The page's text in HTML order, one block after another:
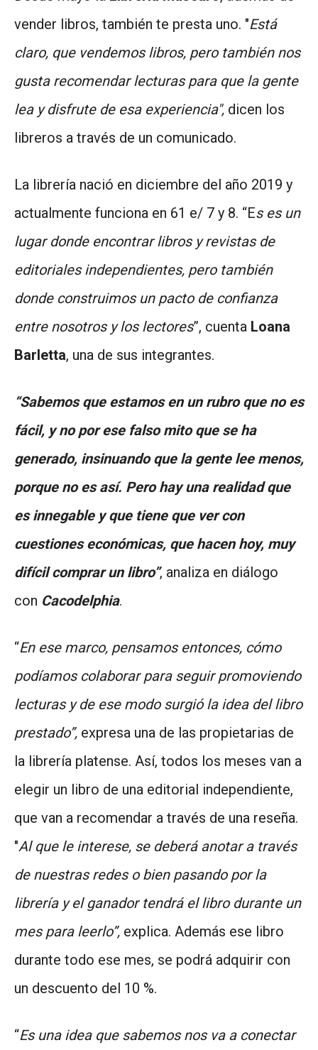
vender libros, también te presta uno. "Está
claro, que vendemos libros, pero también nos
gusta recomendar lecturas para que la gente
lea y disfrute de esa experiencia", dicen los
libreros a través de un comunicado.
La librería nació en diciembre del año 2019 y
actualmente funciona en 61 e/ 7 y 8. “Es es un
lugar donde encontrar libros y revistas de
editoriales independientes, pero también
donde construimos un pacto de confianza
entre nosotros y los lectores”, cuenta Loana
Barletta, una de sus integrantes.
“Sabemos que estamos en un rubro que no es
fácil, y no por ese falso mito que se ha
generado, insinuando que la gente lee menos,
porque no es así. Pero hay una realidad que
es innegable y que tiene que ver con
cuestiones económicas, que hacen hoy, muy
difícil comprar un libro”, analiza en diálogo
con Cacodelphia.
“En ese marco, pensamos entonces, cómo
podíamos colaborar para seguir promoviendo
lecturas y de ese modo surgió la idea del libro
prestado”, expresa una de las propietarias de
la librería platense. Así, todos los meses van a
elegir un libro de una editorial independiente,
que van a recomendar a través de una reseña.
"Al que le interese, se deberá anotar a través
de nuestras redes o bien pasando por la
librería y el ganador tendrá el libro durante un
mes para leerlo”, explica. Además ese libro
durante todo ese mes, se podrá adquirir con
un descuento del 10 %.
“Es una idea que sabemos nos va a conectar